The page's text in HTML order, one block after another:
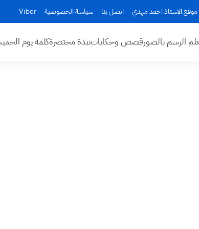
الاستاذ احمد مهدي اتصل بنا سياسة الخصوصية Viber
الرسم بالصورقصص وحكاياتنبذة مختصرةكلمة يوم